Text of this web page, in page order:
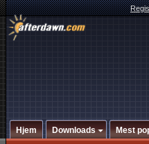
Hjem Downloads Mest